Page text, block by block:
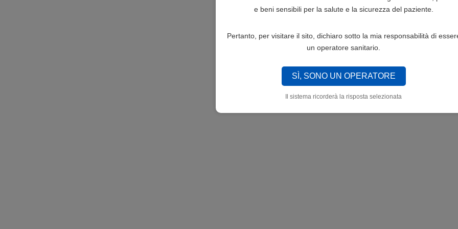
e beni sensibili per la salute e la sicurezza del paziente.
Pertanto, per visitare il sito, dichiaro sotto la mia responsabilità di
un operatore sanitario.
SÌ, SONO UN OPERATORE
Il sistema ricorderà la risposta selezionata